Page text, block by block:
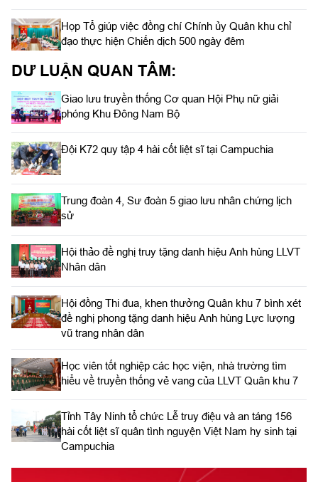
Họp Tổ giúp việc đồng chí Chính ủy Quân khu chỉ
đạo thực hiện Chiến dịch 500 ngày đêm
DƯ LUẬN QUAN TÂM:
Giao lưu truyền thống Cơ quan Hội Phụ nữ giải
phóng Khu Đông Nam Bộ
Đội K72 quy tập 4 hài cốt liệt sĩ tại Campuchia
Trung đoàn 4, Sư đoàn 5 giao lưu nhân chứng lịch
sử
Hội thảo đề nghị truy tặng danh hiệu Anh hùng LLVT
Nhân dân
Hội đồng Thi đua, khen thưởng Quân khu 7 bình xét
đề nghị phong tặng danh hiệu Anh hùng Lực lượng
vũ trang nhân dân
Học viên tốt nghiệp các học viện, nhà trường tìm
hiểu về truyền thống vẻ vang của LLVT Quân khu 7
​Tỉnh Tây Ninh tổ chức Lễ truy điệu và an táng 156
hài cốt liệt sĩ quân tình nguyện Việt Nam hy sinh tại
Campuchia